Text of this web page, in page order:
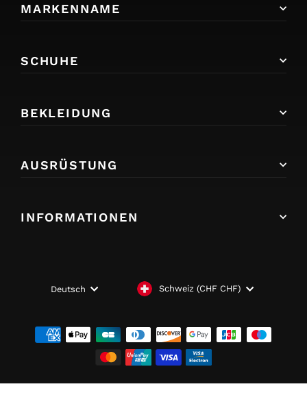
MARKENNAME
SCHUHE
BEKLEIDUNG
AUSRÜSTUNG
INFORMATIONEN
SPRACHE
Deutsch WÄHRUNG
Schweiz (CHF CHF)